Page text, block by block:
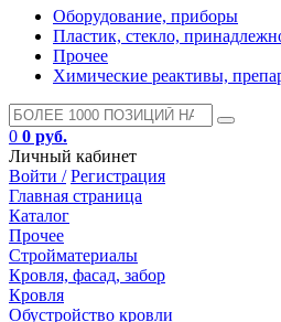
Оборудование, приборы
Пластик, стекло,
Прочее
Химические реактивы,
0 0 руб.
Личный кабинет
Войти / Регистрация
Главная страница
Каталог
Прочее
Стройматериалы
Кровля, фасад, забор
Кровля
Обустройство кровли